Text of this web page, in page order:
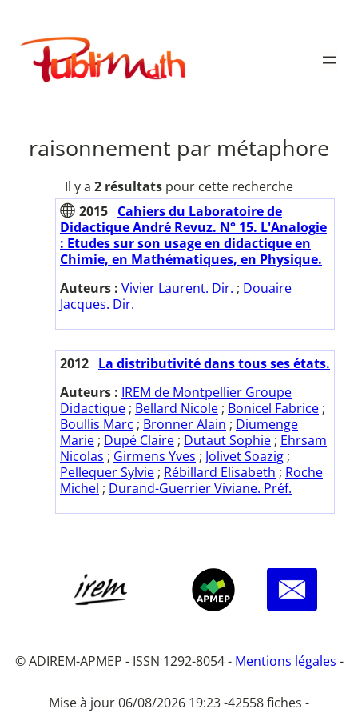
contenu
Publimath
raisonnement par métaphore
Il y a 2 résultats pour cette recherche
2015 Cahiers du Laboratoire de
Didactique André Revuz. N° 15. L'Analogie
: Etudes sur son usage en didactique en
Chimie, en Mathématiques, en Physique.
Auteurs : Vivier Laurent. Dir. ; Douaire
Jacques. Dir.
2012 La distributivité dans tous ses états.
Auteurs : IREM de Montpellier Groupe
Didactique ; Bellard Nicole ; Bonicel Fabrice ;
Boullis Marc ; Bronner Alain ; Diumenge
Marie ; Dupé Claire ; Dutaut Sophie ; Ehrsam
Nicolas ; Girmens Yves ; Jolivet Soazig ;
Pellequer Sylvie ; Rébillard Elisabeth ; Roche
Michel ; Durand-Guerrier Viviane. Préf.
© ADIREM-APMEP - ISSN 1292-8054 - Mentions légales -
Mise à jour 06/08/2026 19:23 -42558 fiches -